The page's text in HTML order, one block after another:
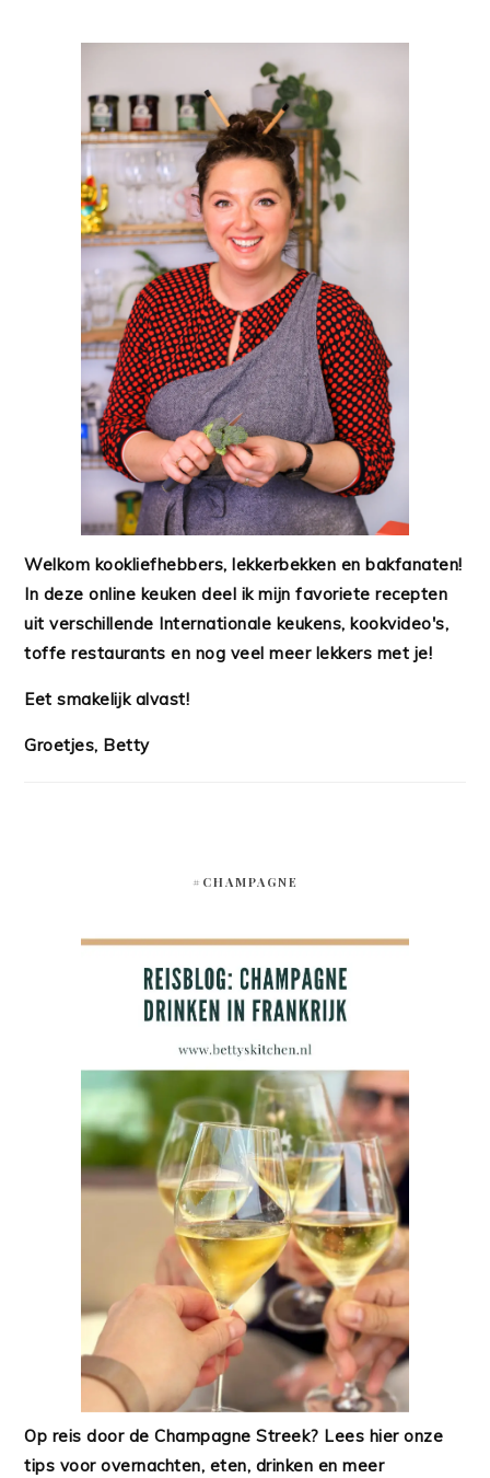
Welkom kookliefhebbers, lekkerbekken en bakfanaten!
In deze online keuken deel ik mijn favoriete recepten
uit verschillende Internationale keukens, kookvideo's,
toffe restaurants en nog veel meer lekkers met je!
Eet smakelijk alvast!
Groetjes, Betty
#CHAMPAGNE
Op reis door de Champagne Streek? Lees hier onze
tips voor overnachten, eten, drinken en meer